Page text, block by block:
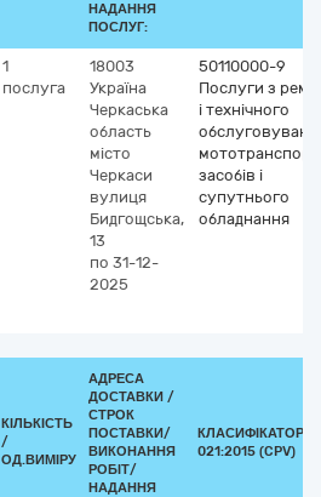
НАДАННЯ
ПОСЛУГ:
1
послуга
18003
Україна
Черкаська
область
місто
Черкаси
вулиця
Бидгощська,
13
по 31-12-
2025
50110000-9
Послуги з
і технічного
засобів і
супутнього
обладнання
КІЛЬКІСТЬ
/
ОД.ВИМІРУ
АДРЕСА
ДОСТАВКИ /
СТРОК
ПОСТАВКИ/
ВИКОНАННЯ
РОБІТ/
НАДАННЯ
КЛАСИФІКАТОР
021:2015 (CPV)